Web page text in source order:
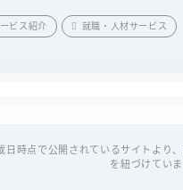
ビス紹介 就職・人材サービス
日時点で公開されているサイトより
を紐づけてい